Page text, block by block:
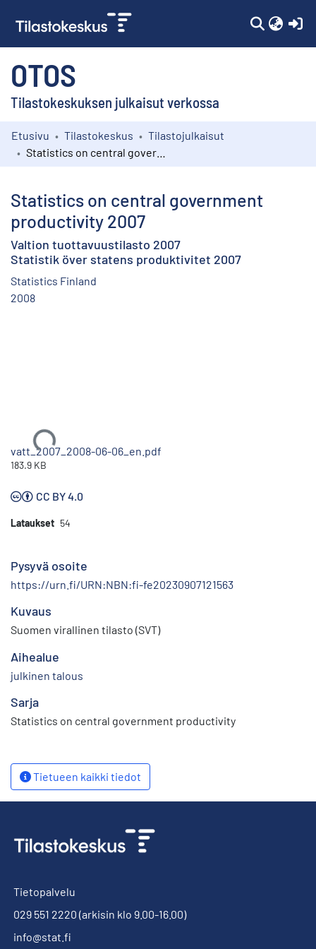
OTOS
Tilastokeskuksen julkaisut verkossa
Kokoelmat
Etusivu Tilastokeskus
Tilastojulkaisut
Statistics on central government
productivity 2007
Valtion tuottavuustilasto 2007
Statistik över statens produktivitet 2007
Statistics Finland
2008
Ladataan...
vatt_2007_2008-06-06_en.pdf
183.9 KB
CC BY 4.0
Lataukset 54
Pysyvä osoite
https://urn.fi/URN:NBN:fi-fe20230907121563
Kuvaus
Suomen virallinen tilasto (SVT)
Aihealue
julkinen talous
Sarja
Statistics on central government productivity
Tietueen kaikki tiedot
Tietopalvelu
029 551 2220 (arkisin klo 9.00-16.00)
info@stat.fi